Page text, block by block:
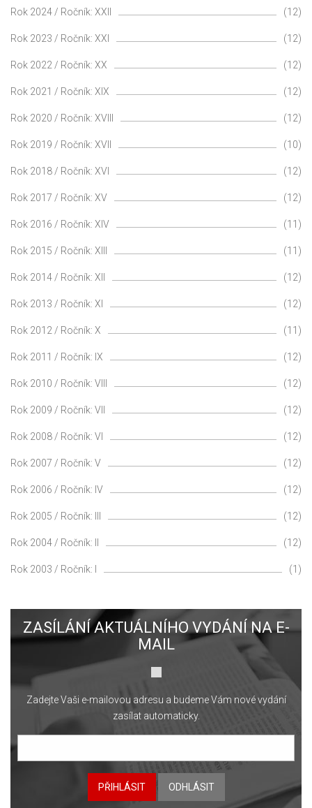
Rok 2024 / Ročník: XXII (12)
Rok 2023 / Ročník: XXI (12)
Rok 2022 / Ročník: XX (12)
Rok 2021 / Ročník: XIX (12)
Rok 2020 / Ročník: XVIII (12)
Rok 2019 / Ročník: XVII (10)
Rok 2018 / Ročník: XVI (12)
Rok 2017 / Ročník: XV (12)
Rok 2016 / Ročník: XIV (11)
Rok 2015 / Ročník: XIII (11)
Rok 2014 / Ročník: XII (12)
Rok 2013 / Ročník: XI (12)
Rok 2012 / Ročník: X (11)
Rok 2011 / Ročník: IX (12)
Rok 2010 / Ročník: VIII (12)
Rok 2009 / Ročník: VII (12)
Rok 2008 / Ročník: VI (12)
Rok 2007 / Ročník: V (12)
Rok 2006 / Ročník: IV (12)
Rok 2005 / Ročník: III (12)
Rok 2004 / Ročník: II (12)
Rok 2003 / Ročník: I (1)
ZASÍLÁNÍ AKTUÁLNÍHO VYDÁNÍ NA E-
MAIL
Zadejte Vaši e-mailovou adresu a budeme Vám nové vydání
zasílat automaticky.
PŘIHLÁSIT ODHLÁSIT